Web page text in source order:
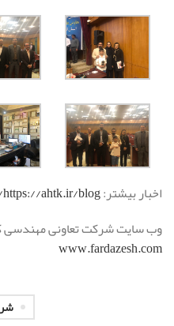
اخبار بیشتر:https://ahtk.ir/blog/
وب سایت شرکت تعاونی مهندسی
www.fardazesh.com